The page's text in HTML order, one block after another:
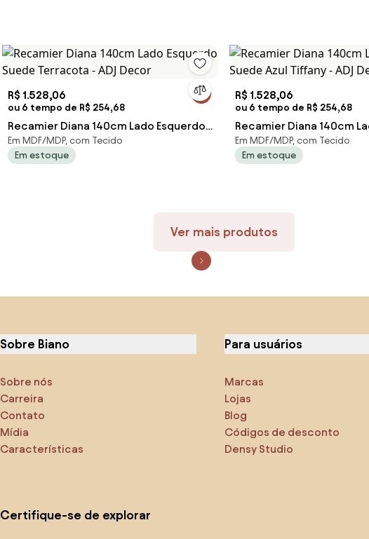
R$ 1.528,06
ou 6 tempo de R$ 254,68
Recamier Diana 140cm Lado Esquerdo
Suede Terracota - ADJ Decor
Em MDF/MDP, com Tecido
Em estoque
R$ 1.528,06
ou 6 tempo de R$ 254,68
Recamier Diana 140cm
Suede Azul Tiffany - ADJ
Em MDF/MDP, com Tecido
Em estoque
Ver mais produtos
Sobre Biano
Sobre nós
Carreira
Contato
Mídia
Características
Para usuários
Marcas
Lojas
Blog
Códigos de desconto
Densy Studio
Certifique-se de explorar